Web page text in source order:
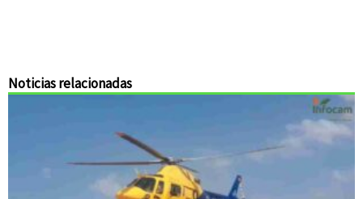
Noticias relacionadas